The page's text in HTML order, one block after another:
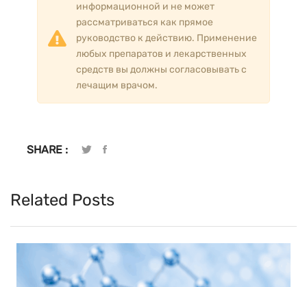
информационной и не может
рассматриваться как прямое
руководство к действию. Применение
любых препаратов и лекарственных
средств вы должны согласовывать с
лечащим врачом.
SHARE :
Related Posts